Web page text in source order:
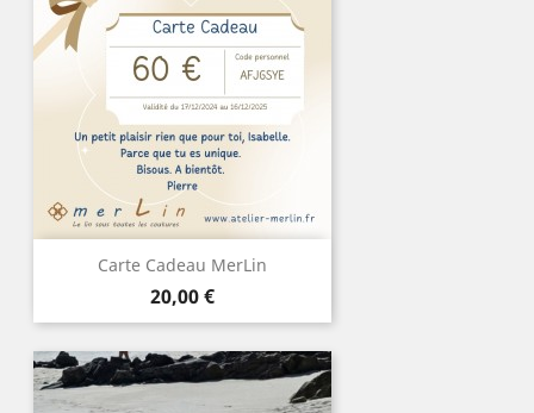
Carte Cadeau MerLin
Prix
20,00 €